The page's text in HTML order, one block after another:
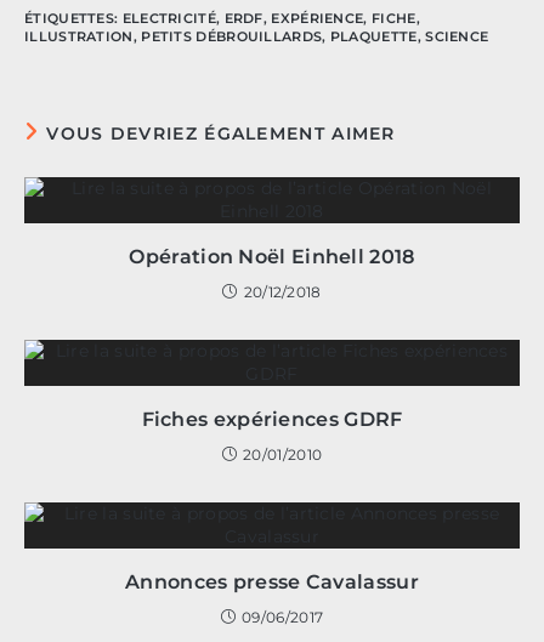
ÉTIQUETTES: ELECTRICITÉ, ERDF, EXPÉRIENCE, FICHE,
ILLUSTRATION, PETITS DÉBROUILLARDS, PLAQUETTE, SCIENCE
VOUS DEVRIEZ ÉGALEMENT AIMER
Opération Noël Einhell 2018
20/12/2018
Fiches expériences GDRF
20/01/2010
Annonces presse Cavalassur
09/06/2017